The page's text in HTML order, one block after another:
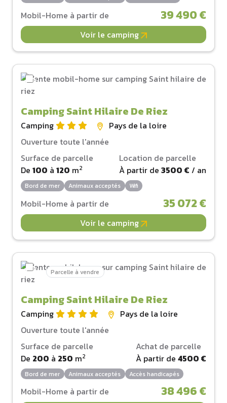
Mobil-Home à partir de 39 490 €
Voir le camping
Camping Saint Hilaire De Riez
Camping
Pays de la loire
Ouverture toute l'année
Surface de parcelle
De 100 à 120 m2
Location de parcelle
À partir de 3500 € / an
Bord de mer Animaux acceptés Wifi
Mobil-Home à partir de 35 072 €
Voir le camping
Parcelle à vendre
Camping Saint Hilaire De Riez
Camping
Pays de la loire
Ouverture toute l'année
Surface de parcelle
De 200 à 250 m2
Achat de parcelle
À partir de 4500 €
Bord de mer Animaux acceptés Accès handicapés
Mobil-Home à partir de 38 496 €